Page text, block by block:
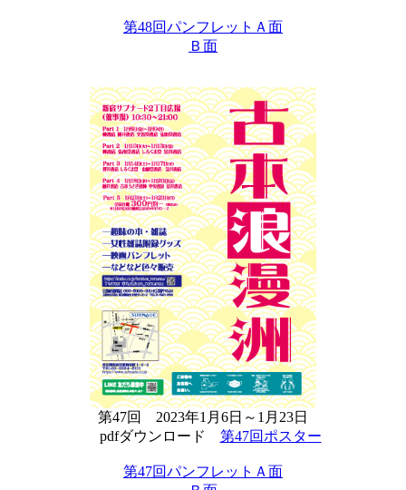
第48回パンフレットＡ面
Ｂ面
第47回 2023年1月6日～1月23日
pdfダウンロード 第47回ポスター
第47回パンフレットＡ面